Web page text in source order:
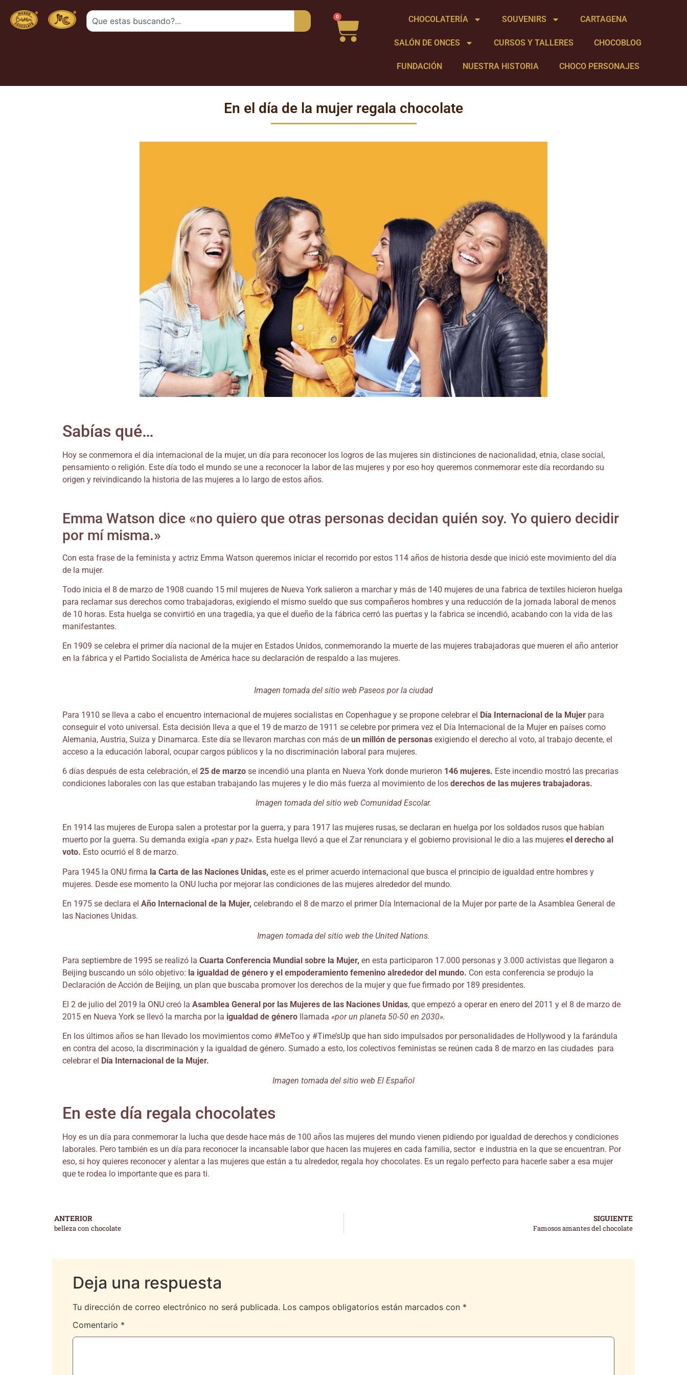
0 CHOCOLATERÍA SOUVENIRS CARTAGENA
SALÓN DE ONCES CURSOS Y TALLERES CHOCOBLOG
FUNDACIÓN NUESTRA HISTORIA CHOCO PERSONAJES
En el día de la mujer regala chocolate
Sabías qué…
Hoy se conmemora el día internacional de la mujer, un día para reconocer los logros de las mujeres sin distinciones de nacionalidad, etnia, clase social,
pensamiento o religión. Este día todo el mundo se une a reconocer la labor de las mujeres y por eso hoy queremos conmemorar este día recordando su
origen y reivindicando la historia de las mujeres a lo largo de estos años.
Emma Watson dice «no quiero que otras personas decidan quién soy. Yo quiero decidir
por mí misma.»
Con esta frase de la feminista y actriz Emma Watson queremos iniciar el recorrido por estos 114 años de historia desde que inició este movimiento del día
de la mujer.
Todo inicia el 8 de marzo de 1908 cuando 15 mil mujeres de Nueva York salieron a marchar y más de 140 mujeres de una fabrica de textiles hicieron huelga
para reclamar sus derechos como trabajadoras, exigiendo el mismo sueldo que sus compañeros hombres y una reducción de la jornada laboral de menos
de 10 horas. Esta huelga se convirtió en una tragedia, ya que el dueño de la fábrica cerró las puertas y la fabrica se incendió, acabando con la vida de las
manifestantes.
En 1909 se celebra el primer día nacional de la mujer en Estados Unidos, conmemorando la muerte de las mujeres trabajadoras que mueren el año anterior
en la fábrica y el Partido Socialista de América hace su declaración de respaldo a las mujeres.
Imagen tomada del sitio web Paseos por la ciudad
Para 1910 se lleva a cabo el encuentro internacional de mujeres socialistas en Copenhague y se propone celebrar el Día Internacional de la Mujer para
conseguir el voto universal. Esta decisión lleva a que el 19 de marzo de 1911 se celebre por primera vez el Día Internacional de la Mujer en países como
Alemania, Austria, Suiza y Dinamarca. Este día se llevaron marchas con más de un millón de personas exigiendo el derecho al voto, al trabajo decente, el
acceso a la educación laboral, ocupar cargos públicos y la no discriminación laboral para mujeres.
6 días después de esta celebración, el 25 de marzo se incendió una planta en Nueva York donde murieron 146 mujeres. Este incendio mostró las precarias
condiciones laborales con las que estaban trabajando las mujeres y le dio más fuerza al movimiento de los derechos de las mujeres trabajadoras.
Imagen tomada del sitio web Comunidad Escolar.
En 1914 las mujeres de Europa salen a protestar por la guerra, y para 1917 las mujeres rusas, se declaran en huelga por los soldados rusos que habían
muerto por la guerra. Su demanda exigía «pan y paz». Esta huelga llevó a que el Zar renunciara y el gobierno provisional le dio a las mujeres el derecho al
voto. Esto ocurrió el 8 de marzo.
Para 1945 la ONU firma la Carta de las Naciones Unidas, este es el primer acuerdo internacional que busca el principio de igualdad entre hombres y
mujeres. Desde ese momento la ONU lucha por mejorar las condiciones de las mujeres alrededor del mundo.
En 1975 se declara el Año Internacional de la Mujer, celebrando el 8 de marzo el primer Día Internacional de la Mujer por parte de la Asamblea General de
las Naciones Unidas.
Imagen tomada del sitio web the United Nations.
Para septiembre de 1995 se realizó la Cuarta Conferencia Mundial sobre la Mujer, en esta participaron 17.000 personas y 3.000 activistas que llegaron a
Beijing buscando un sólo objetivo: la igualdad de género y el empoderamiento femenino alrededor del mundo. Con esta conferencia se produjo la
Declaración de Acción de Beijing, un plan que buscaba promover los derechos de la mujer y que fue firmado por 189 presidentes.
El 2 de julio del 2019 la ONU creó la Asamblea General por las Mujeres de las Naciones Unidas, que empezó a operar en enero del 2011 y el 8 de marzo de
2015 en Nueva York se llevó la marcha por la igualdad de género llamada «por un planeta 50-50 en 2030».
En los últimos años se han llevado los movimientos como #MeToo y #Time’sUp que han sido impulsados por personalidades de Hollywood y la farándula
en contra del acoso, la discriminación y la igualdad de género. Sumado a esto, los colectivos feministas se reúnen cada 8 de marzo en las ciudades para
celebrar el Día Internacional de la Mujer.
Imagen tomada del sitio web El Español
En este día regala chocolates
Hoy es un día para conmemorar la lucha que desde hace más de 100 años las mujeres del mundo vienen pidiendo por igualdad de derechos y condiciones
laborales. Pero también es un día para reconocer la incansable labor que hacen las mujeres en cada familia, sector e industria en la que se encuentran. Por
eso, si hoy quieres reconocer y alentar a las mujeres que están a tu alrededor, regala hoy chocolates. Es un regalo perfecto para hacerle saber a esa mujer
que te rodea lo importante que es para ti.
ANTERIOR
belleza con chocolate
SIGUIENTE
Famosos amantes del chocolate
Deja una respuesta
Tu dirección de correo electrónico no será publicada. Los campos obligatorios están marcados con *
Comentario *